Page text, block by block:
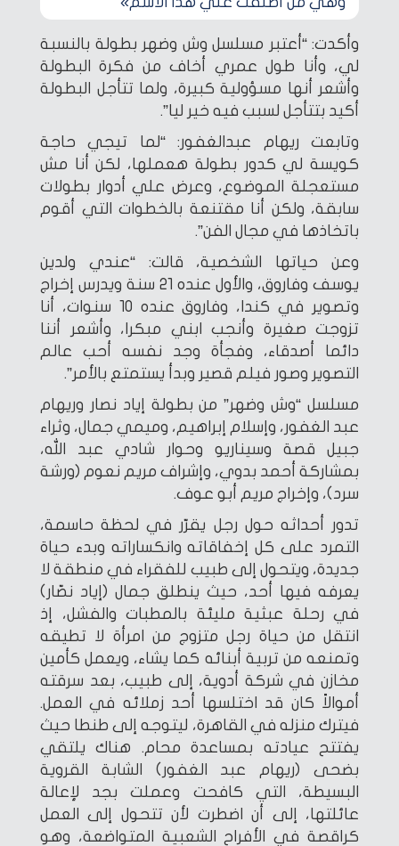
وأكدت: “أعتبر مسلسل وش وضهر بطولة بالنسبة
لي، وأنا طول عمري أخاف من فكرة البطولة
وأشعر أنها مسؤولية كبيرة، ولما تتأجل البطولة
أكيد بتتأجل لسبب فيه خير ليا”.
وتابعت ريهام عبدالغفور: “لما تيجي حاجة
كويسة لي كدور بطولة هعملها، لكن أنا مش
مستعجلة الموضوع، وعرض علي أدوار بطولات
سابقة، ولكن أنا مقتنعة بالخطوات التي أقوم
باتخاذها في مجال الفن”.
وعن حياتها الشخصية، قالت: “عندي ولدين
يوسف وفاروق، والأول عنده 21 سنة ويدرس إخراج
وتصوير في كندا، وفاروق عنده 10 سنوات، أنا
تزوجت صغيرة وأنجب ابني مبكرا، وأشعر أننا
دائما أصدقاء، وفجأة وجد نفسه أحب عالم
التصوير وصور فيلم قصير وبدأ يستمتع بالأمر”.
مسلسل “وش وضهر” من بطولة إياد نصار وريهام
عبد الغفور، وإسلام إبراهيم، وميمي جمال، وثراء
جبيل قصة وسيناريو وحوار شادي عبد الله،
بمشاركة أحمد بدوي، وإشراف مريم نعوم (ورشة
سرد)، وإخراج مريم أبو عوف.
تدور أحداثه حول رجل يقرّر في لحظة حاسمة،
التمرد على كل إخفاقاته وانكساراته وبدء حياة
جديدة، ويتحول إلى طبيب للفقراء في منطقة لا
يعرفه فيها أحد، حيث ينطلق جمال (إياد نصّار)
في رحلة عبثية مليئة بالمطبات والفشل، إذ
انتقل من حياة رجل متزوج من امرأة لا تطيقه
وتمنعه من تربية أبنائه كما يشاء، ويعمل كأمين
مخازن في شركة أدوية، إلى طبيب، بعد سرقته
أموالاً كان قد اختلسها أحد زملائه في العمل.
فيترك منزله في القاهرة، ليتوجه إلى طنطا حيث
يفتتح عيادته بمساعدة محام. هناك يلتقي
بضحى (ريهام عبد الغفور) الشابة القروية
البسيطة، التي كافحت وعملت بجد لإعالة
عائلتها، إلى أن اضطرت لأن تتحول إلى العمل
كراقصة في الأفراح الشعبية المتواضعة، وهو